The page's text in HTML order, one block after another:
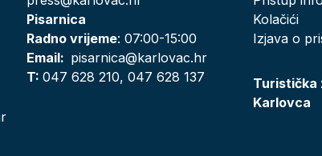
Pisarnica
Radno vrijeme: 07:00-15:00
Email: pisarnica@karlovac.hr
T:047 628 210, 047 628 137
Kolačići
Izjava o
Turistička
Karlovca